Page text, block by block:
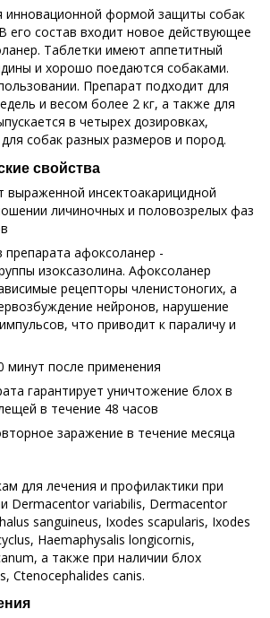
инновационной формой защиты собак
его состав входит новое действующее
Таблетки имеют аппетитный
и хорошо поедаются собаками.
Препарат подходит для
и весом более 2 кг, а также для
в четырех дозировках,
собак разных размеров и пород.
свойства
выраженной инсектоакарицидной
личиночных и половозрелых фаз
афоксоланер -
изоксазолина. Афоксоланер
рецепторы членистоногих, а
нейронов, нарушение
что приводит к параличу и
минут после применения
гарантирует уничтожение блох в
в течение 48 часов
заражение в течение месяца
для лечения и профилактики при
Dermacentor variabilis, Dermacentor
sanguineus, Ixodes scapularis, Ixodes
Haemaphysalis longicornis,
а также при наличии блох
Ctenocephalides canis.